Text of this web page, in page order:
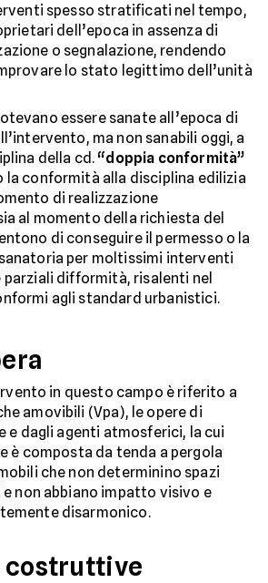
spesso stratificati nel tempo,
dell’epoca in assenza di
o segnalazione, rendendo
lo stato legittimo dell’unità
essere sanate all’epoca di
ma non sanabili oggi, a
della cd. “doppia conformità”
la conformità alla disciplina edilizia
di realizzazione
al momento della richiesta del
di conseguire il permesso o la
per moltissimi interventi
difformità, risalenti nel
agli standard urbanistici.
in questo campo è riferito a
amovibili (Vpa), le opere di
e dagli agenti atmosferici, la cui
è composta da tenda a pergola
che non determinino spazi
non abbiano impatto visivo e
disarmonico.
costruttive